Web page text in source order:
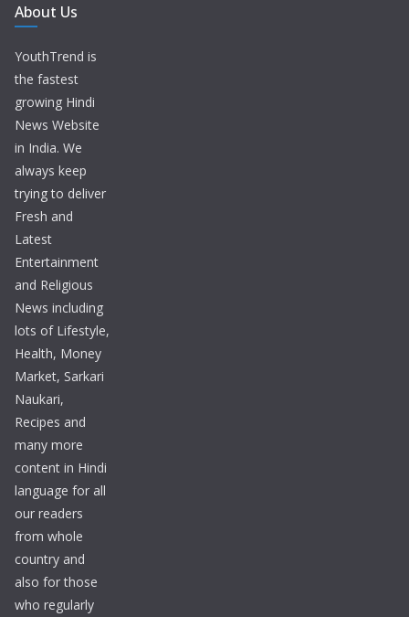
About Us
YouthTrend is
the fastest
growing Hindi
News Website
in India. We
always keep
trying to deliver
Fresh and
Latest
Entertainment
and Religious
News including
lots of Lifestyle,
Health, Money
Market, Sarkari
Naukari,
Recipes and
many more
content in Hindi
language for all
our readers
from whole
country and
also for those
who regularly